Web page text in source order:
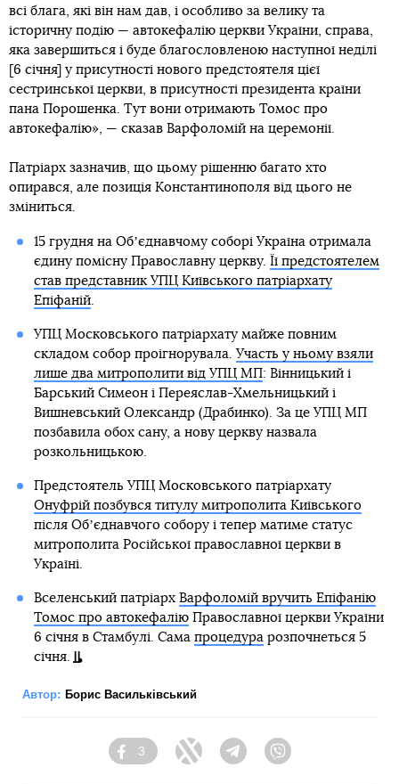
всі блага, які він нам дав, і особливо за велику та
історичну подію — автокефалію церкви України, справа,
яка завершиться і буде благословленою наступної неділі
[6 січня] у присутності нового предстоятеля цієї
сестринської церкви, в присутності президента країни
пана Порошенка. Тут вони отримають Томос про
автокефалію», — сказав Варфоломій на церемонії.
Патріарх зазначив, що цьому рішенню багато хто
опирався, але позиція Константинополя від цього не
зміниться.
15 грудня на Обʼєднавчому соборі Україна отримала
єдину помісну Православну церкву. Її предстоятелем
став представник УПЦ Київського патріархату
Епіфаній.
УПЦ Московського патріархату майже повним
складом собор проігнорувала. Участь у ньому взяли
лише два митрополити від УПЦ МП: Вінницький і
Барський Симеон і Переяслав-Хмельницький і
Вишневський Олександр (Драбинко). За це УПЦ МП
позбавила обох сану, а нову церкву назвала
розкольницькою.
Предстоятель УПЦ Московського патріархату
Онуфрій позбувся титулу митрополита Київського
після Обʼєднавчого собору і тепер матиме статус
митрополита Російської православної церкви в
Україні.
Вселенський патріарх Варфоломій вручить Епіфанію
Томос про автокефаліюПравославної церкви України
6 січня в Стамбулі. Сама процедурарозпочнеться 5
січня.
Автор: Борис Васильківський
Facebook
3
Twitter TelegramViber